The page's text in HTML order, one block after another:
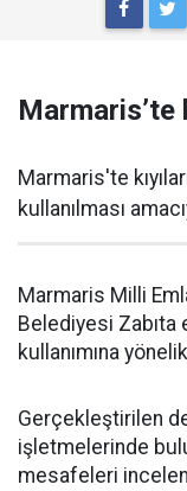
Marmaris’te
Marmaris'te
kullanılması
Marmaris Milli
Belediyesi Zabıta
kullanımına
Gerçekleştirilen
işletmelerinde
mesafeleri